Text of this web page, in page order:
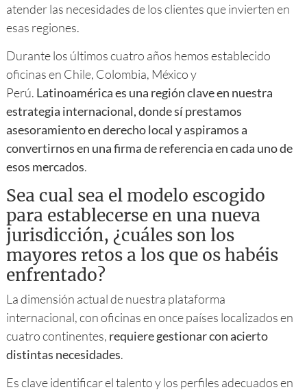
atender las necesidades de los clientes que invierten en
esas regiones.
Durante los últimos cuatro años hemos establecido
oficinas en Chile, Colombia, México y
Perú. Latinoamérica es una región clave en nuestra
estrategia internacional, donde sí prestamos
asesoramiento en derecho local y aspiramos a
convertirnos en una firma de referencia en cada uno de
esos mercados.
Sea cual sea el modelo escogido
para establecerse en una nueva
jurisdicción, ¿cuáles son los
mayores retos a los que os habéis
enfrentado?
La dimensión actual de nuestra plataforma
internacional, con oficinas en once países localizados en
cuatro continentes, requiere gestionar con acierto
distintas necesidades.
Es clave identificar el talento y los perfiles adecuados en